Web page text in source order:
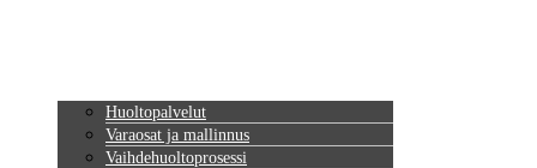
Huoltopalvelut
Varaosat ja mallinnus
Vaihdehuoltoprosessi